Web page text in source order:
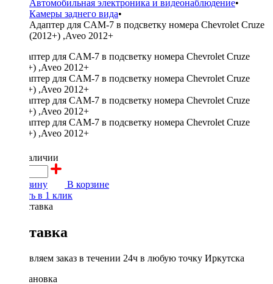
Автомобильная электроника и видеонаблюдение•
Камеры заднего вида•
Адаптер для CAM-7 в подсветку номера Chevrolet Cruze
(2012+) ,Aveo 2012+
в наличии
В корзину
В корзине
Купить в 1 клик
Доставка
Доставляем заказ в течении 24ч в любую точку Иркутска